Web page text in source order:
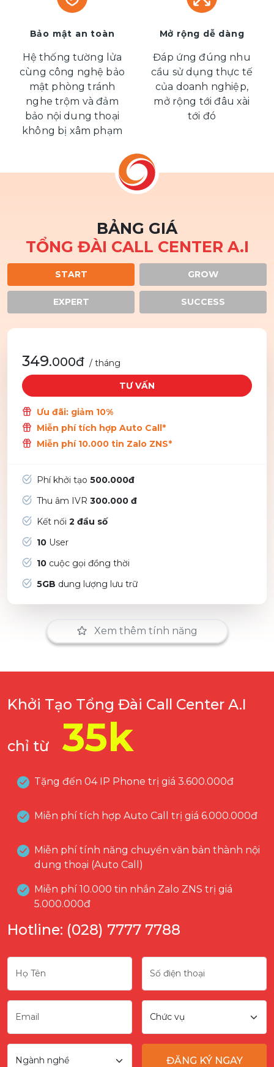
Bảo mật an toàn
Hệ thống tường lửa
cùng công nghệ bảo
mật phòng tránh
nghe trộm và đảm
bảo nội dung thoại
không bị xâm phạm
Mở rộng dễ dàng
Đáp ứng đúng nhu
cầu sử dụng thực tế
của doanh nghiệp,
mở rộng tới đâu xài
tới đó
BẢNG GIÁ
TỔNG ĐÀI CALL CENTER A.I
START GROW
EXPERT SUCCESS
349.000đ / tháng
TƯ VẤN
Ưu đãi: giảm 10%
Miễn phí tích hợp Auto Call*
Miễn phí 10.000 tin Zalo ZNS*
Phí khởi tạo 500.000đ
Thu âm IVR 300.000 đ
Kết nối 2 đầu số
10 User
10 cuộc gọi đồng thời
5GB dung lượng lưu trữ
Xem thêm tính năng
Khởi Tạo Tổng Đài Call Center A.I
chỉ từ 35k
Tặng đến 04 IP Phone trị giá 3.600.000đ
Miễn phí tích hợp Auto Call trị giá 6.000.000đ
Miễn phí tính năng chuyển văn bản thành nội
dung thoại (Auto Call)
Miễn phí 10.000 tin nhắn Zalo ZNS trị giá
5.000.000đ
Hotline: (028) 7777 7788
ĐĂNG KÝ NGAY